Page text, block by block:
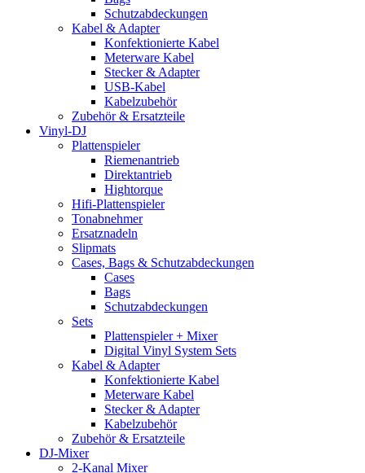
Schutzabdeckungen
Kabel & Adapter
Konfektionierte Kabel
Meterware Kabel
Stecker & Adapter
USB-Kabel
Kabelzubehör
Zubehör & Ersatzteile
Vinyl-DJ
Plattenspieler
Riemenantrieb
Direktantrieb
Hightorque
Hifi-Plattenspieler
Tonabnehmer
Ersatznadeln
Slipmats
Cases, Bags & Schutzabdeckungen
Cases
Bags
Schutzabdeckungen
Sets
Plattenspieler + Mixer
Digital Vinyl System Sets
Kabel & Adapter
Konfektionierte Kabel
Meterware Kabel
Stecker & Adapter
Kabelzubehör
Zubehör & Ersatzteile
DJ-Mixer
2-Kanal Mixer